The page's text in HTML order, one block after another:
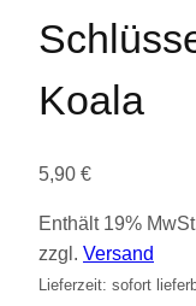
Koala
5,90 €
Enthält 19%
zzgl. Versand
Lieferzeit: sofort